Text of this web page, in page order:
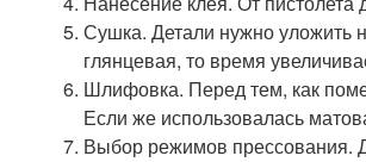
Сушка. Детали нужно уложить
глянцевая, то время
Шлифовка. Перед тем, как
Если же использовалась
Выбор режимов прессования.